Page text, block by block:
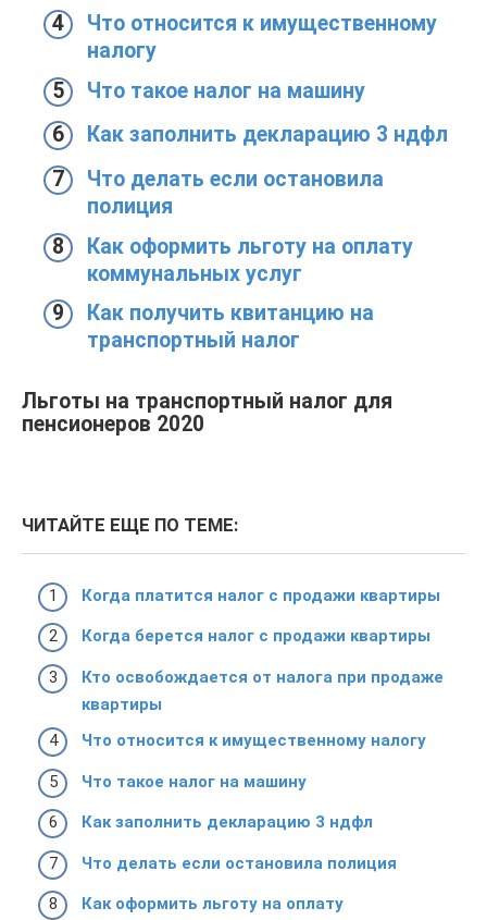
Что относится к имущественному
налогу
Что такое налог на машину
Как заполнить декларацию 3 ндфл
Что делать если остановила
полиция
Как оформить льготу на оплату
коммунальных услуг
Как получить квитанцию на
транспортный налог
Льготы на транспортный налог для
пенсионеров 2020
ЧИТАЙТЕ ЕЩЕ ПО ТЕМЕ:
Когда платится налог с продажи квартиры
Когда берется налог с продажи квартиры
Кто освобождается от налога при продаже
квартиры
Что относится к имущественному налогу
Что такое налог на машину
Как заполнить декларацию 3 ндфл
Что делать если остановила полиция
Как оформить льготу на оплату